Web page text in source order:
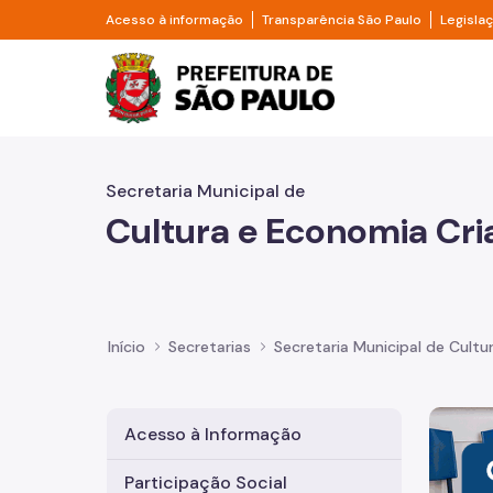
Pular para o Conteúdo principal
Acesso à informação Divisor de acesso à informação
Transparência São Paulo Divisor
Prefeitura de São
Secretaria Municipal de
Cultura e Economia
Início Secretarias Secretaria Municipal de
Acesso à Informação
Participação Social